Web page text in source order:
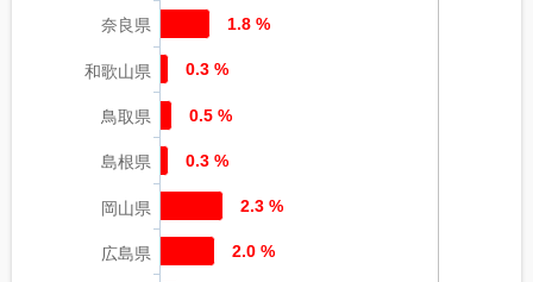
奈良県
和歌山県
鳥取県
島根県
岡山県
広島県
1.8 %
0.3 %
0.5 %
0.3 %
2.3 %
2.0 %